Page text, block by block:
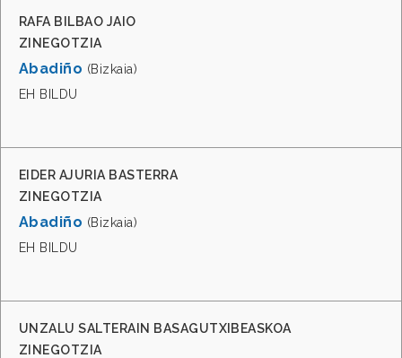
RAFA BILBAO JAIO
ZINEGOTZIA
Abadiño (Bizkaia)
EH BILDU
EIDER AJURIA BASTERRA
ZINEGOTZIA
Abadiño (Bizkaia)
EH BILDU
UNZALU SALTERAIN BASAGUTXIBEASKOA
ZINEGOTZIA